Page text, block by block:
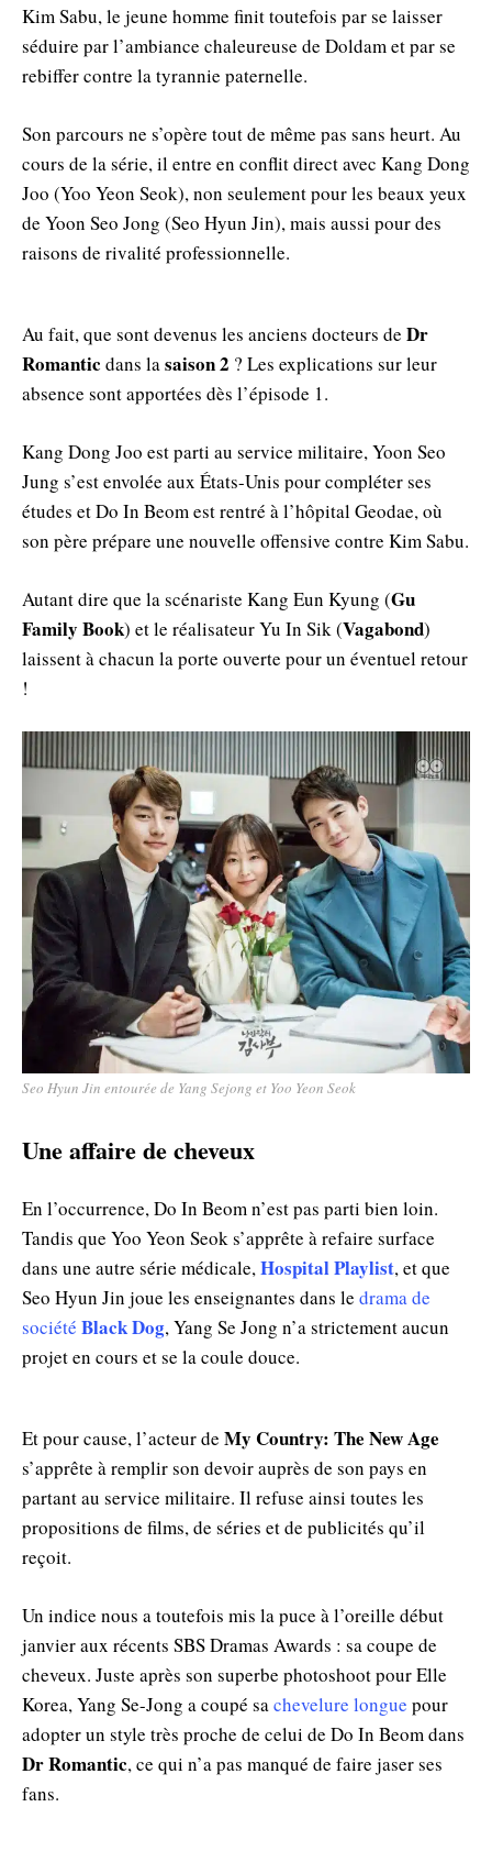
Kim Sabu, le jeune homme finit toutefois par se laisser
séduire par l’ambiance chaleureuse de Doldam et par se
rebiffer contre la tyrannie paternelle.
Son parcours ne s’opère tout de même pas sans heurt. Au
cours de la série, il entre en conflit direct avec Kang Dong
Joo (Yoo Yeon Seok), non seulement pour les beaux yeux
de Yoon Seo Jong (Seo Hyun Jin), mais aussi pour des
raisons de rivalité professionnelle.
Au fait, que sont devenus les anciens docteurs de Dr
Romantic dans lasaison 2 ? Les explications sur leur
absence sont apportées dès l’épisode 1.
Kang Dong Joo est parti au service militaire, Yoon Seo
Jung s’est envolée aux États-Unis pour compléter ses
études et Do In Beom est rentré à l’hôpital Geodae, où
son père prépare une nouvelle offensive contre Kim Sabu.
Autant dire que la scénariste Kang Eun Kyung (Gu
Family Book) et le réalisateur Yu In Sik (Vagabond)
laissent à chacun la porte ouverte pour un éventuel retour
!
Seo Hyun Jin entourée de Yang Sejong et Yoo Yeon Seok
Une affaire de cheveux
En l’occurrence, Do In Beom n’est pas parti bien loin.
Tandis que Yoo Yeon Seok s’apprête à refaire surface
dans une autre série médicale, Hospital Playlist, et que
Seo Hyun Jin joue les enseignantes dans le drama de
société Black Dog, Yang Se Jong n’a strictement aucun
projet en cours et se la coule douce.
Et pour cause, l’acteur de My Country: The New Age
s’apprête à remplir son devoir auprès de son pays en
partant au service militaire. Il refuse ainsi toutes les
propositions de films, de séries et de publicités qu’il
reçoit.
Un indice nous a toutefois mis la puce à l’oreille début
janvier aux récents SBS Dramas Awards : sa coupe de
cheveux. Juste après son superbe photoshoot pour Elle
Korea, Yang Se-Jong a coupé sa chevelure longue pour
adopter un style très proche de celui de Do In Beom dans
Dr Romantic, ce qui n’a pas manqué de faire jaser ses
fans.